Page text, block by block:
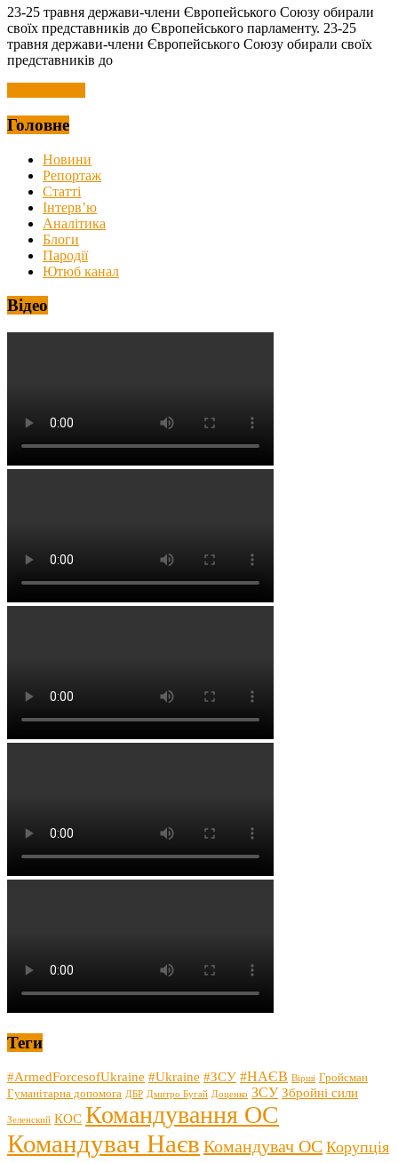
23-25 травня держави-члени Європейського Союзу обирали
своїх представників до Європейського парламенту. 23-25
травня держави-члени Європейського Союзу обирали своїх
представників до
Головне
Новини
Репортаж
Статті
Інтерв’ю
Аналітика
Блоги
Пародії
Ютюб канал
Відео
Теги
#ArmedForcesofUkraine #Ukraine #ЗСУ #НАЄВ Вірші Гройсман
Гуманітарна допомога ДБР Дмитро Бугай Доценко ЗСУ Збройні сили
Зеленский КОС Командування ОС
Командувач Наєв Командувач ОС Корупція